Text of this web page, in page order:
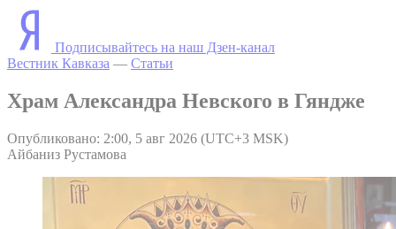
Подписывайтесь на наш Дзен-канал
Вестник Кавказа — Статьи
Храм Александра Невского в Гяндже
Опубликовано: 2:00, 5 авг 2026 (UTC+3 MSK)
Айбаниз Рустамова